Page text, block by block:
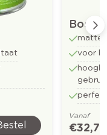
matte
voor
Vanaf
€ 32,73